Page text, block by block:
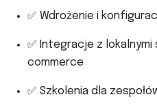
✅ Wdrożenie i
✅ Integracje z lokalnymi
commerce
✅ Szkolenia dla